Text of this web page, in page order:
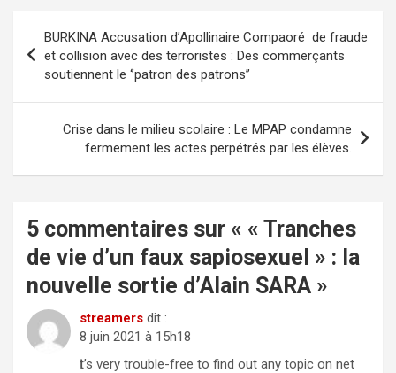
de
l’article
BURKINA Accusation d’Apollinaire Compaoré de fraude
et collision avec des terroristes : Des commerçants
soutiennent le ‘’patron des patrons’’
Crise dans le milieu scolaire : Le MPAP condamne
fermement les actes perpétrés par les élèves.
5 commentaires sur « « Tranches
de vie d’un faux sapiosexuel » : la
nouvelle sortie d’Alain SARA »
streamers dit :
8 juin 2021 à 15h18
Ӏt’s very trouble-free to find out any topic on net